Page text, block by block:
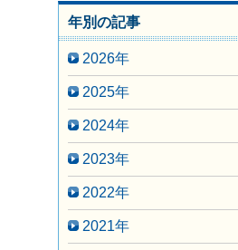
年別の記事
2026年
2025年
2024年
2023年
2022年
2021年